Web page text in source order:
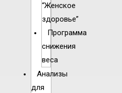
“Женское
здоровье”
Программа
снижения
веса
Анализы
для